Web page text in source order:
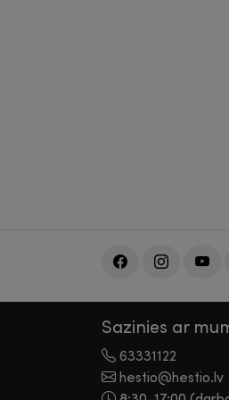
Sazinies ar
63331122
hestio@hestio.lv